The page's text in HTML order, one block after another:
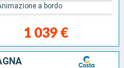
1 039 €
a bordo